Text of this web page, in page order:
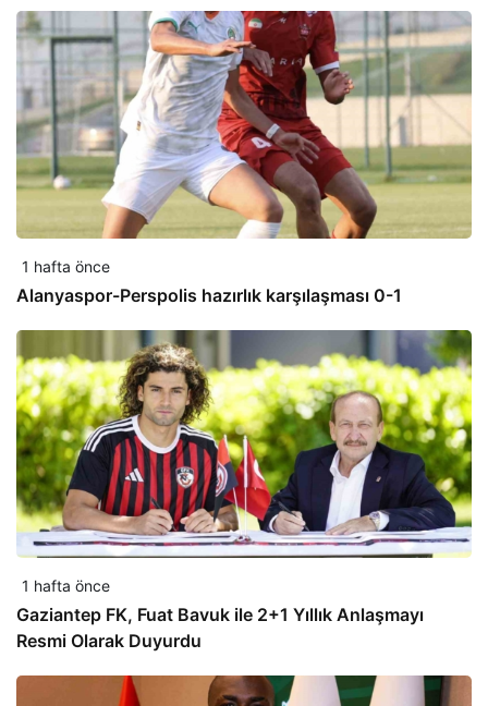
1 hafta önce
Alanyaspor-Perspolis hazırlık karşılaşması 0-1
1 hafta önce
Gaziantep FK, Fuat Bavuk ile 2+1 Yıllık Anlaşmayı
Resmi Olarak Duyurdu